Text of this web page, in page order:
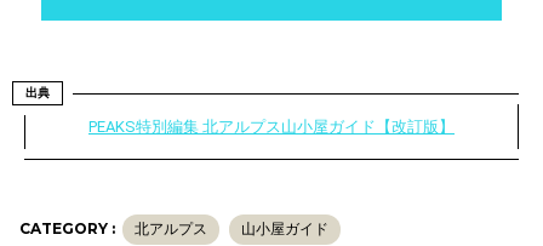
出典
PEAKS特別編集 北アルプス山小屋ガイド【改訂版】
CATEGORY : 北アルプス 山小屋ガイド